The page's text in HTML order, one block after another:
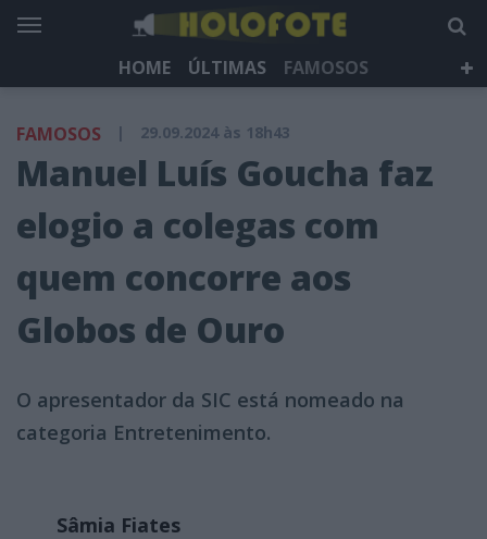
HOME ÚLTIMAS
FAMOSOS
HOLOFOTE TV
NEWSLETTER
FAMOSOS | 29.09.2024 às 18h43
Manuel Luís Goucha faz
elogio a colegas com
quem concorre aos
Globos de Ouro
O apresentador da SIC está nomeado na
categoria Entretenimento.
Sâmia Fiates